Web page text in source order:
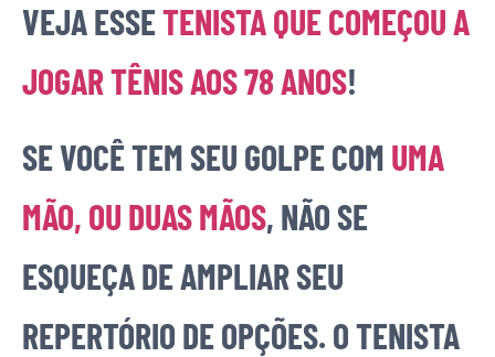
VEJA ESSETENISTA QUE COMEÇOU A
JOGAR TÊNIS AOS 78 ANOS!
SE VOCÊ TEM SEU GOLPE COM UMA
MÃO, OU DUAS MÃOS, NÃO SE
ESQUEÇA DE AMPLIAR SEU
REPERTÓRIO DE OPÇÕES. O TENISTA